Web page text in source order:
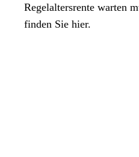
Regelaltersrente warten
finden Sie hier.